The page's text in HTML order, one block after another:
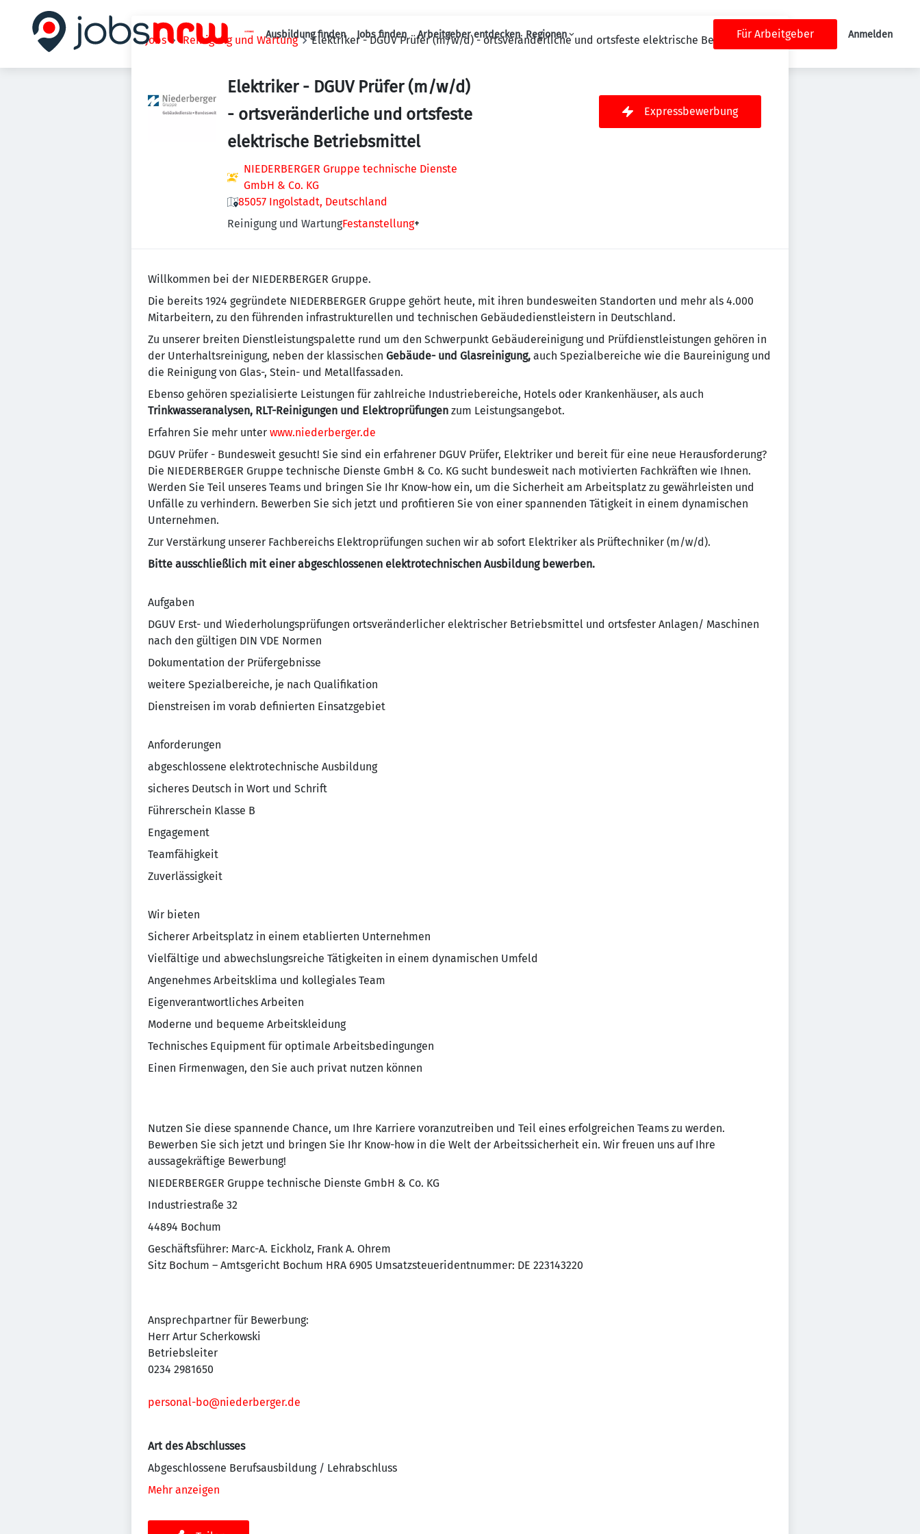
Haupt-Navigation
Ausbildung finden Jobs finden Arbeitgeber entdecken Regionen Für Arbeitgeber Anmelden
Jobs Reinigung und Wartung Elektriker - DGUV Prüfer (m/w/d) - ortsveränderliche und ortsfeste elektrische Betriebsmittel
Elektriker - DGUV Prüfer (m/w/d)
- ortsveränderliche und ortsfeste
elektrische Betriebsmittel
NIEDERBERGER Gruppe technische Dienste
GmbH & Co. KG
85057 Ingolstadt, Deutschland
Reinigung und WartungFestanstellung+
Expressbewerbung
Willkommen bei der NIEDERBERGER Gruppe.
Die bereits 1924 gegründete NIEDERBERGER Gruppe gehört heute, mit ihren bundesweiten Standorten und mehr als 4.000
Mitarbeitern, zu den führenden infrastrukturellen und technischen Gebäudedienstleistern in Deutschland.
Zu unserer breiten Dienstleistungspalette rund um den Schwerpunkt Gebäudereinigung und Prüfdienstleistungen gehören in
der Unterhaltsreinigung, neben der klassischen Gebäude- und Glasreinigung, auch Spezialbereiche wie die Baureinigung und
die Reinigung von Glas-, Stein- und Metallfassaden.
Ebenso gehören spezialisierte Leistungen für zahlreiche Industriebereiche, Hotels oder Krankenhäuser, als auch
Trinkwasseranalysen, RLT-Reinigungen und Elektroprüfungen zum Leistungsangebot.
Erfahren Sie mehr unter www.niederberger.de
DGUV Prüfer - Bundesweit gesucht! Sie sind ein erfahrener DGUV Prüfer, Elektriker und bereit für eine neue Herausforderung?
Die NIEDERBERGER Gruppe technische Dienste GmbH & Co. KG sucht bundesweit nach motivierten Fachkräften wie Ihnen.
Werden Sie Teil unseres Teams und bringen Sie Ihr Know-how ein, um die Sicherheit am Arbeitsplatz zu gewährleisten und
Unfälle zu verhindern. Bewerben Sie sich jetzt und profitieren Sie von einer spannenden Tätigkeit in einem dynamischen
Unternehmen.
Zur Verstärkung unserer Fachbereichs Elektroprüfungen suchen wir ab sofort Elektriker als Prüftechniker (m/w/d).
Bitte ausschließlich mit einer abgeschlossenen elektrotechnischen Ausbildung bewerben.
Aufgaben
DGUV Erst- und Wiederholungsprüfungen ortsveränderlicher elektrischer Betriebsmittel und ortsfester Anlagen/ Maschinen
nach den gültigen DIN VDE Normen
Dokumentation der Prüfergebnisse
weitere Spezialbereiche, je nach Qualifikation
Dienstreisen im vorab definierten Einsatzgebiet
Anforderungen
abgeschlossene elektrotechnische Ausbildung
sicheres Deutsch in Wort und Schrift
Führerschein Klasse B
Engagement
Teamfähigkeit
Zuverlässigkeit
Wir bieten
Sicherer Arbeitsplatz in einem etablierten Unternehmen
Vielfältige und abwechslungsreiche Tätigkeiten in einem dynamischen Umfeld
Angenehmes Arbeitsklima und kollegiales Team
Eigenverantwortliches Arbeiten
Moderne und bequeme Arbeitskleidung
Technisches Equipment für optimale Arbeitsbedingungen
Einen Firmenwagen, den Sie auch privat nutzen können
Nutzen Sie diese spannende Chance, um Ihre Karriere voranzutreiben und Teil eines erfolgreichen Teams zu werden.
Bewerben Sie sich jetzt und bringen Sie Ihr Know-how in die Welt der Arbeitssicherheit ein. Wir freuen uns auf Ihre
aussagekräftige Bewerbung!
NIEDERBERGER Gruppe technische Dienste GmbH & Co. KG
Industriestraße 32
44894 Bochum
Geschäftsführer: Marc-A. Eickholz, Frank A. Ohrem
Sitz Bochum – Amtsgericht Bochum HRA 6905 Umsatzsteueridentnummer: DE 223143220
Ansprechpartner für Bewerbung:
Herr Artur Scherkowski
Betriebsleiter
0234 2981650
personal-bo@niederberger.de
Art des Abschlusses
Abgeschlossene Berufsausbildung / Lehrabschluss
Mehr anzeigen